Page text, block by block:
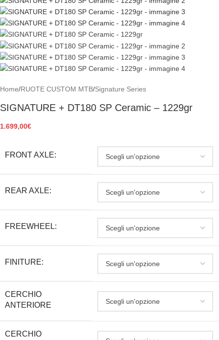
Home/RUOTE CUSTOM MTB/Signature Series
SIGNATURE + DT180 SP Ceramic – 1229gr
1.699,00€
FRONT AXLE:
REAR AXLE:
FREEWHEEL:
FINITURE:
CERCHIO
ANTERIORE
CERCHIO